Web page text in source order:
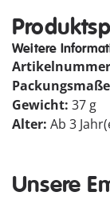
Weitere
Gewicht: 37 g
Alter: Ab 3
Unsere